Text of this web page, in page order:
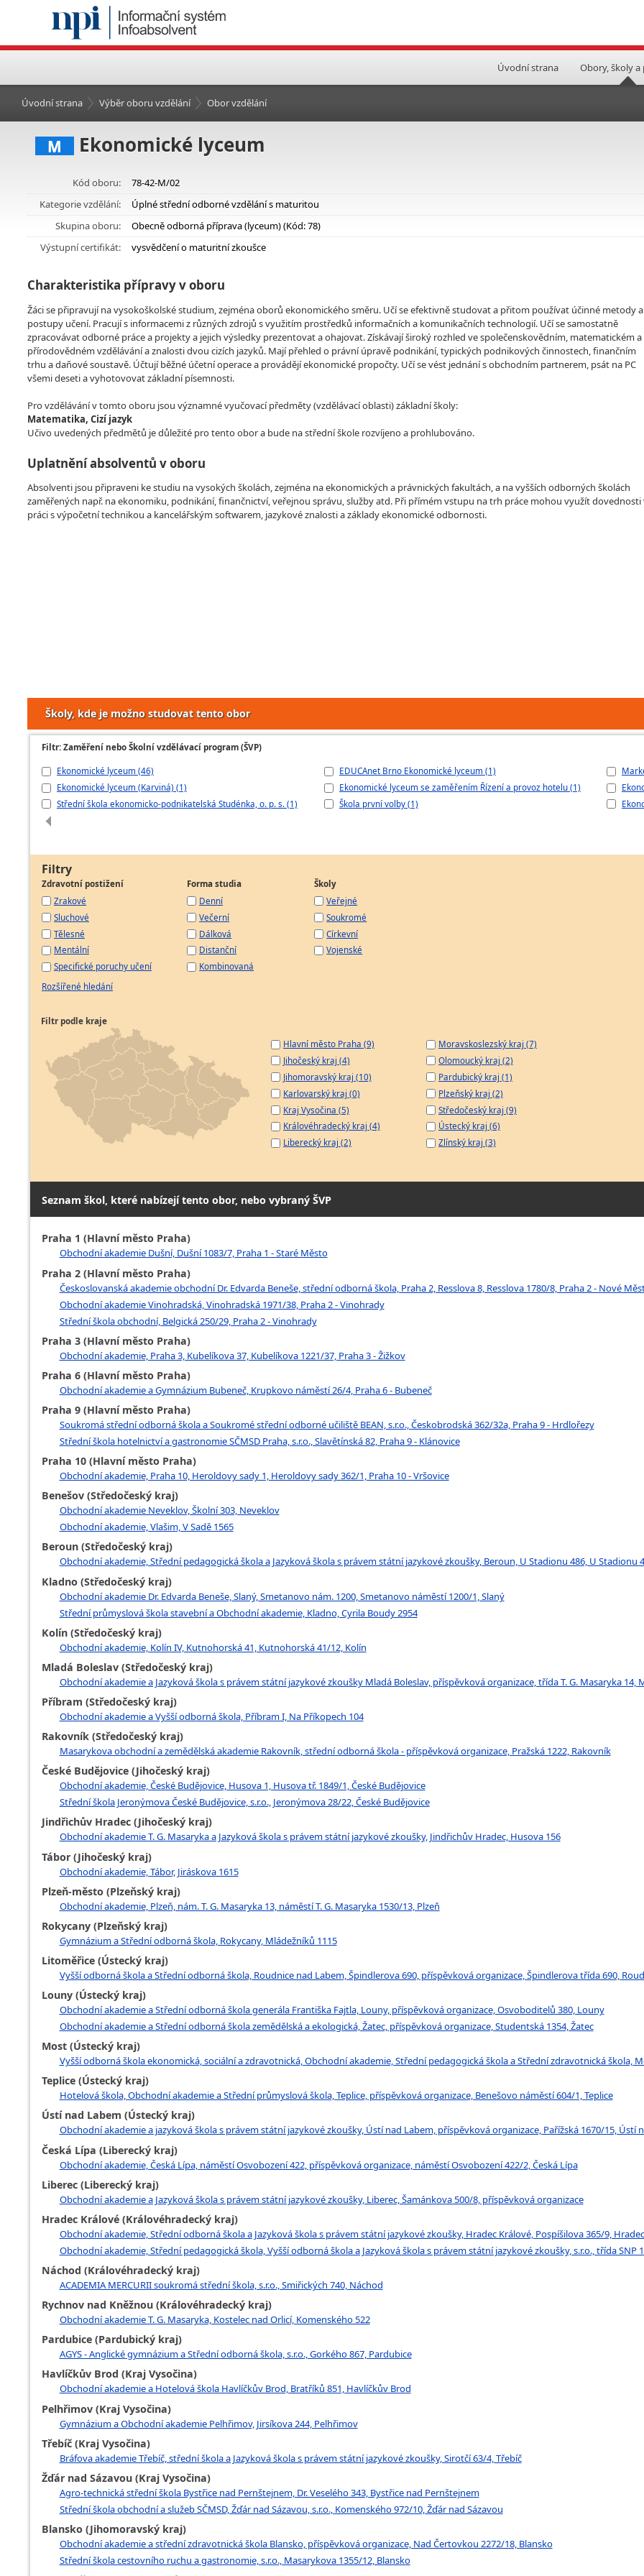
Úvodní strana Obory, školy a
Úvodní strana Výběr oboru vzdělání Obor vzdělání
M Ekonomické lyceum
Kód oboru:
78-42-M/02
Kategorie vzdělání:
Úplné střední odborné vzdělání s maturitou
Skupina oboru:
Obecně odborná příprava (lyceum) (Kód: 78)
Výstupní certifikát:
vysvědčení o maturitní zkoušce
Charakteristika přípravy v oboru
Žáci se připravují na vysokoškolské studium, zejména oborů ekonomického směru. Učí se efektivně studovat a přitom používat účinné metody a
postupy učení. Pracují s informacemi z různých zdrojů s využitím prostředků informačních a komunikačních technologií. Učí se samostatně
zpracovávat odborné práce a projekty a jejich výsledky prezentovat a ohajovat. Získávají široký rozhled ve společenskovědním, matematickém a
přírodovědném vzdělávání a znalosti dvou cizích jazyků. Mají přehled o právní úpravě podnikání, typických podnikových činnostech, finančním
trhu a daňové soustavě. Účtují běžné účetní operace a provádějí ekonomické propočty. Učí se vést jednání s obchodním partnerem, psát na PC
všemi deseti a vyhotovovat základní písemnosti.
Pro vzdělávání v tomto oboru jsou významné vyučovací předměty (vzdělávací oblasti) základní školy:
Matematika, Cizí jazyk
Učivo uvedených předmětů je důležité pro tento obor a bude na střední škole rozvíjeno a prohlubováno.
Uplatnění absolventů v oboru
Absolventi jsou připraveni ke studiu na vysokých školách, zejména na ekonomických a právnických fakultách, a na vyšších odborných školách
zaměřených např. na ekonomiku, podnikání, finančnictví, veřejnou správu, služby atd. Při přímém vstupu na trh práce mohou využít dovednosti
práci s výpočetní technikou a kancelářským softwarem, jazykové znalosti a základy ekonomické odbornosti.
Školy, kde je možno studovat tento obor
Filtr: Zaměření nebo Školní vzdělávací program (ŠVP)
Ekonomické lyceum (46)
Ekonomické lyceum (Karviná) (1)
Střední škola ekonomicko-podnikatelská Studénka, o. p. s. (1)
EDUCAnet Brno Ekonomické lyceum (1)
Ekonomické lyceum se zaměřením Řízení a provoz hotelu (1)
Škola první volby (1)
Filtry
Zdravotní postižení
Zrakové
Sluchové
Tělesné
Mentální
Specifické poruchy učení
Forma studia
Denní
Večerní
Dálková
Distanční
Kombinovaná
Školy
Veřejné
Soukromé
Církevní
Vojenské
Rozšířené hledání
Filtr podle kraje
Hlavní město Praha (9)
Jihočeský kraj (4)
Jihomoravský kraj (10)
Karlovarský kraj (0)
Kraj Vysočina (5)
Královéhradecký kraj (4)
Liberecký kraj (2)
Moravskoslezský kraj (7)
Olomoucký kraj (2)
Pardubický kraj (1)
Plzeňský kraj (2)
Středočeský kraj (9)
Ústecký kraj (6)
Zlínský kraj (3)
Seznam škol, které nabízejí tento obor, nebo vybraný ŠVP
Praha 1 (Hlavní město Praha)
Obchodní akademie Dušní, Dušní 1083/7, Praha 1 - Staré Město
Praha 2 (Hlavní město Praha)
Českoslovanská akademie obchodní Dr. Edvarda Beneše, střední odborná škola, Praha 2, Resslova 8, Resslova 1780/8, Praha 2 - Nové
Obchodní akademie Vinohradská, Vinohradská 1971/38, Praha 2 - Vinohrady
Střední škola obchodní, Belgická 250/29, Praha 2 - Vinohrady
Praha 3 (Hlavní město Praha)
Obchodní akademie, Praha 3, Kubelíkova 37, Kubelíkova 1221/37, Praha 3 - Žižkov
Praha 6 (Hlavní město Praha)
Obchodní akademie a Gymnázium Bubeneč, Krupkovo náměstí 26/4, Praha 6 - Bubeneč
Praha 9 (Hlavní město Praha)
Soukromá střední odborná škola a Soukromé střední odborné učiliště BEAN, s.r.o., Českobrodská 362/32a, Praha 9 - Hrdlořezy
Střední škola hotelnictví a gastronomie SČMSD Praha, s.r.o., Slavětínská 82, Praha 9 - Klánovice
Praha 10 (Hlavní město Praha)
Obchodní akademie, Praha 10, Heroldovy sady 1, Heroldovy sady 362/1, Praha 10 - Vršovice
Benešov (Středočeský kraj)
Obchodní akademie Neveklov, Školní 303, Neveklov
Obchodní akademie, Vlašim, V Sadě 1565
Beroun (Středočeský kraj)
Obchodní akademie, Střední pedagogická škola a Jazyková škola s právem státní jazykové zkoušky, Beroun, U Stadionu 486, U Stadionu
Kladno (Středočeský kraj)
Obchodní akademie Dr. Edvarda Beneše, Slaný, Smetanovo nám. 1200, Smetanovo náměstí 1200/1, Slaný
Střední průmyslová škola stavební a Obchodní akademie, Kladno, Cyrila Boudy 2954
Kolín (Středočeský kraj)
Obchodní akademie, Kolín IV, Kutnohorská 41, Kutnohorská 41/12, Kolín
Mladá Boleslav (Středočeský kraj)
Obchodní akademie a Jazyková škola s právem státní jazykové zkoušky Mladá Boleslav, příspěvková organizace, třída T. G. Masaryka 14,
Příbram (Středočeský kraj)
Obchodní akademie a Vyšší odborná škola, Příbram I, Na Příkopech 104
Rakovník (Středočeský kraj)
Masarykova obchodní a zemědělská akademie Rakovník, střední odborná škola - příspěvková organizace, Pražská 1222, Rakovník
České Budějovice (Jihočeský kraj)
Obchodní akademie, České Budějovice, Husova 1, Husova tř. 1849/1, České Budějovice
Střední škola Jeronýmova České Budějovice, s.r.o., Jeronýmova 28/22, České Budějovice
Jindřichův Hradec (Jihočeský kraj)
Obchodní akademie T. G. Masaryka a Jazyková škola s právem státní jazykové zkoušky, Jindřichův Hradec, Husova 156
Tábor (Jihočeský kraj)
Obchodní akademie, Tábor, Jiráskova 1615
Plzeň-město (Plzeňský kraj)
Obchodní akademie, Plzeň, nám. T. G. Masaryka 13, náměstí T. G. Masaryka 1530/13, Plzeň
Rokycany (Plzeňský kraj)
Gymnázium a Střední odborná škola, Rokycany, Mládežníků 1115
Litoměřice (Ústecký kraj)
Vyšší odborná škola a Střední odborná škola, Roudnice nad Labem, Špindlerova 690, příspěvková organizace, Špindlerova třída 690,
Louny (Ústecký kraj)
Obchodní akademie a Střední odborná škola generála Františka Fajtla, Louny, příspěvková organizace, Osvoboditelů 380, Louny
Obchodní akademie a Střední odborná škola zemědělská a ekologická, Žatec, příspěvková organizace, Studentská 1354, Žatec
Most (Ústecký kraj)
Vyšší odborná škola ekonomická, sociální a zdravotnická, Obchodní akademie, Střední pedagogická škola a Střední zdravotnická škola,
Teplice (Ústecký kraj)
Hotelová škola, Obchodní akademie a Střední průmyslová škola, Teplice, příspěvková organizace, Benešovo náměstí 604/1, Teplice
Ústí nad Labem (Ústecký kraj)
Obchodní akademie a jazyková škola s právem státní jazykové zkoušky, Ústí nad Labem, příspěvková organizace, Pařížská 1670/15, Ústí
Česká Lípa (Liberecký kraj)
Obchodní akademie, Česká Lípa, náměstí Osvobození 422, příspěvková organizace, náměstí Osvobození 422/2, Česká Lípa
Liberec (Liberecký kraj)
Obchodní akademie a Jazyková škola s právem státní jazykové zkoušky, Liberec, Šamánkova 500/8, příspěvková organizace
Hradec Králové (Královéhradecký kraj)
Obchodní akademie, Střední odborná škola a Jazyková škola s právem státní jazykové zkoušky, Hradec Králové, Pospíšilova 365/9,
Obchodní akademie, Střední pedagogická škola, Vyšší odborná škola a Jazyková škola s právem státní jazykové zkoušky, s.r.o., třída SNP
Náchod (Královéhradecký kraj)
ACADEMIA MERCURII soukromá střední škola, s.r.o., Smiřických 740, Náchod
Rychnov nad Kněžnou (Královéhradecký kraj)
Obchodní akademie T. G. Masaryka, Kostelec nad Orlicí, Komenského 522
Pardubice (Pardubický kraj)
AGYS - Anglické gymnázium a Střední odborná škola, s.r.o., Gorkého 867, Pardubice
Havlíčkův Brod (Kraj Vysočina)
Obchodní akademie a Hotelová škola Havlíčkův Brod, Bratříků 851, Havlíčkův Brod
Pelhřimov (Kraj Vysočina)
Gymnázium a Obchodní akademie Pelhřimov, Jirsíkova 244, Pelhřimov
Třebíč (Kraj Vysočina)
Bráfova akademie Třebíč, střední škola a Jazyková škola s právem státní jazykové zkoušky, Sirotčí 63/4, Třebíč
Žďár nad Sázavou (Kraj Vysočina)
Agro-technická střední škola Bystřice nad Pernštejnem, Dr. Veselého 343, Bystřice nad Pernštejnem
Střední škola obchodní a služeb SČMSD, Žďár nad Sázavou, s.r.o., Komenského 972/10, Žďár nad Sázavou
Blansko (Jihomoravský kraj)
Obchodní akademie a střední zdravotnická škola Blansko, příspěvková organizace, Nad Čertovkou 2272/18, Blansko
Střední škola cestovního ruchu a gastronomie, s.r.o., Masarykova 1355/12, Blansko